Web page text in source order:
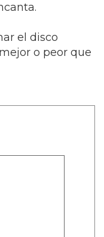
el disco
o peor que